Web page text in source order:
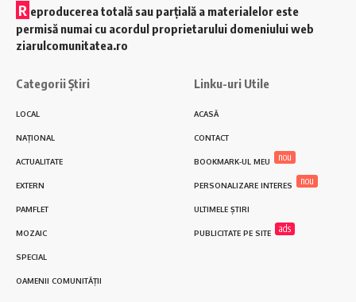
R eproducerea totală sau parțială a materialelor este
permisă numai cu acordul proprietarului domeniului web
ziarulcomunitatea.ro
Categorii Știri
LOCAL
NAȚIONAL
ACTUALITATE
EXTERN
PAMFLET
MOZAIC
SPECIAL
OAMENII COMUNITĂȚII
Linku-uri Utile
ACASĂ
CONTACT
BOOKMARK-UL MEU nou
PERSONALIZARE INTERES nou
ULTIMELE ȘTIRI
PUBLICITATE PE SITE ads